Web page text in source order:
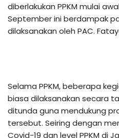
diberlakukan PPKM mulai
September ini berdampak
dilaksanakan oleh PAC.
Selama PPKM, beberapa
biasa dilaksanakan secara
ditunda guna mendukung
tersebut. Seiring dengan
Covid-19 dan level PPKM di